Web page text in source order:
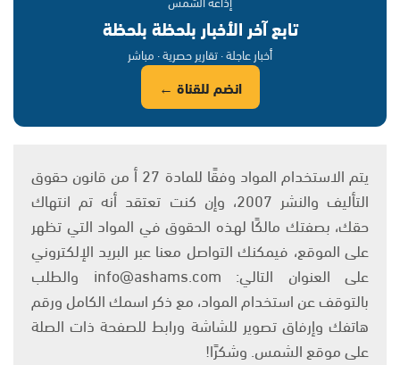
تابع آخر الأخبار بلحظة بلحظة
أخبار عاجلة · تقارير حصرية · مباشر
انضم للقناة ←
يتم الاستخدام المواد وفقًا للمادة 27 أ من قانون حقوق
التأليف والنشر 2007، وإن كنت تعتقد أنه تم انتهاك
حقك، بصفتك مالكًا لهذه الحقوق في المواد التي تظهر
على الموقع، فيمكنك التواصل معنا عبر البريد الإلكتروني
على العنوان التالي: info@ashams.com والطلب
بالتوقف عن استخدام المواد، مع ذكر اسمك الكامل ورقم
هاتفك وإرفاق تصوير للشاشة ورابط للصفحة ذات الصلة
على موقع الشمس. وشكرًا!